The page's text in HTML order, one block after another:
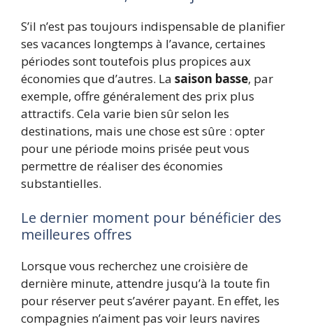
S’il n’est pas toujours indispensable de planifier
ses vacances longtemps à l’avance, certaines
périodes sont toutefois plus propices aux
économies que d’autres. La saison basse, par
exemple, offre généralement des prix plus
attractifs. Cela varie bien sûr selon les
destinations, mais une chose est sûre : opter
pour une période moins prisée peut vous
permettre de réaliser des économies
substantielles.
Le dernier moment pour bénéficier des
meilleures offres
Lorsque vous recherchez une croisière de
dernière minute, attendre jusqu’à la toute fin
pour réserver peut s’avérer payant. En effet, les
compagnies n’aiment pas voir leurs navires